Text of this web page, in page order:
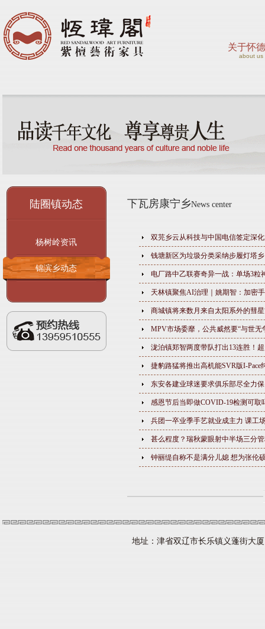
关于怀
about us
陆圈镇动态
杨树岭资讯
锦滨乡动态
下瓦房康宁乡News center
双芫乡云从科技与中国电信签定深
钱塘新区为垃圾分类采纳步履灯塔乡
电厂路中乙联赛奇异一战：单场3粒
天林镇聚焦AI治理｜姚期智：加密
商城镇将来数月来自太阳系外的彗
MPV市场委靡，公共威然要“与世无
泷泊镇郑智两度带队打出13连胜！
捷豹路猛将推出高机能SVR版I-Pace
东安各建业球迷要求俱乐部尽全力
感恩节后当即做COVID-19检测可取
兵团一卒业季手艺就业成主力 课工
甚么程度？瑞秋蒙眼射中半场三分
钟丽缇自称不是满分儿媳 想为张伦
地址：津省双辽市长乐镇义蓬街大